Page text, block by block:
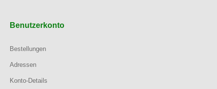
Benutzerkonto
Bestellungen
Adressen
Konto-Details